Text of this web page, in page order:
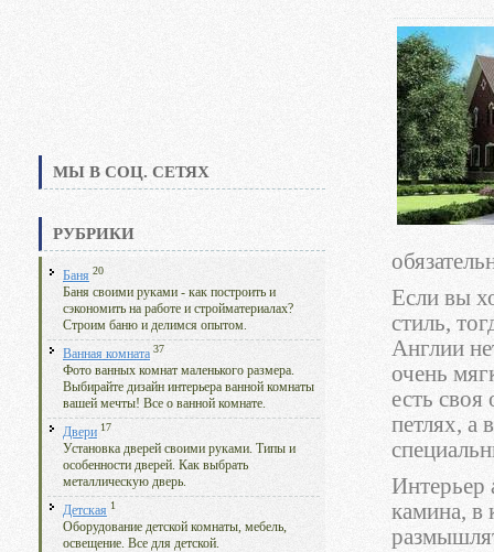
МЫ В СОЦ. СЕТЯХ
РУБРИКИ
Баня 20
Баня своими руками - как построить и
сэкономить на работе и стройматериалах?
Строим баню и делимся опытом.
Ванная комната 37
Фото ванных комнат маленького размера.
Выбирайте дизайн интерьера ванной комнаты
вашей мечты! Все о ванной комнате.
Двери 17
Установка дверей своими руками. Типы и
особенности дверей. Как выбрать
металлическую дверь.
Детская 1
Оборудование детской комнаты, мебель,
освещение. Все для детской.
Если вы
стиль,
Англии
очень
есть своя
петлях, а
Интерьер
камина, в